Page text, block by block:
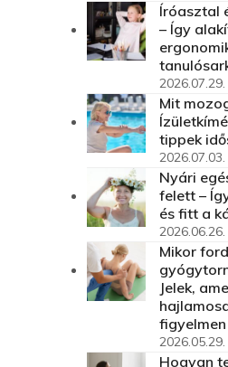
Íróasztal
– Így
2026.07.29.
Mit
tippek
2026.07.03.
Nyári
felett –
és fitt a
2026.06.26.
Mikor
Jelek,
2026.05.29.
Hogyan